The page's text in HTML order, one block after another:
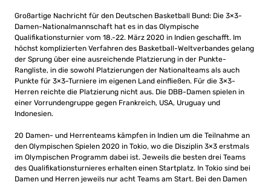
Großartige Nachricht für den Deutschen Basketball Bund: Die 3×3-
Damen-Nationalmannschaft hat es in das Olympische
Qualifikationsturnier vom 18.-22. März 2020 in Indien geschafft. Im
höchst komplizierten Verfahren des Basketball-Weltverbandes gelang
der Sprung über eine ausreichende Platzierung in der Punkte-
Rangliste, in die sowohl Platzierungen der Nationalteams als auch
Punkte für 3×3-Turniere im eigenen Land einfließen. Für die 3×3-
Herren reichte die Platzierung nicht aus. Die DBB-Damen spielen in
einer Vorrundengruppe gegen Frankreich, USA, Uruguay und
Indonesien.
20 Damen- und Herrenteams kämpfen in Indien um die Teilnahme an
den Olympischen Spielen 2020 in Tokio, wo die Disziplin 3×3 erstmals
im Olympischen Programm dabei ist. Jeweils die besten drei Teams
des Qualifikationsturnieres erhalten einen Startplatz. In Tokio sind bei
Damen und Herren jeweils nur acht Teams am Start. Bei den Damen